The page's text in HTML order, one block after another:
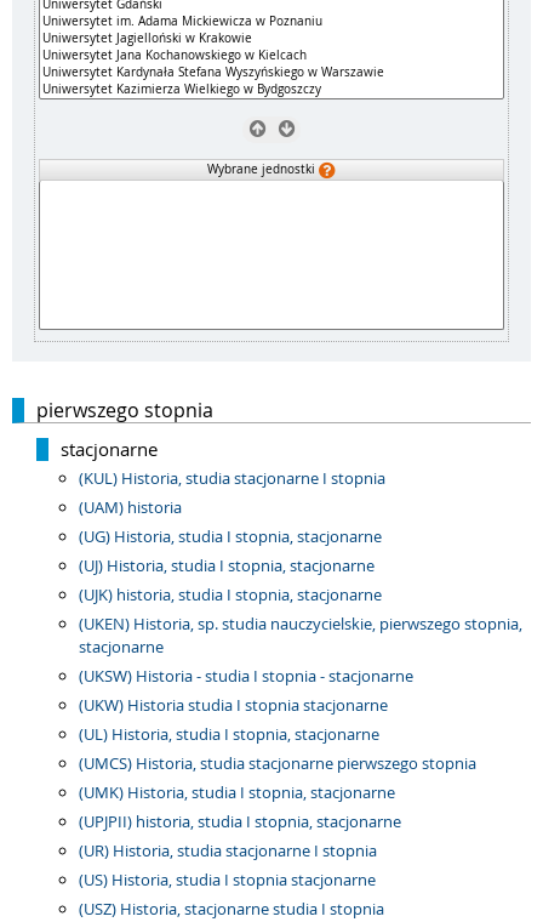
Wybrane jednostki
pierwszego stopnia
stacjonarne
(KUL) Historia, studia stacjonarne I stopnia
(UAM) historia
(UG) Historia, studia I stopnia, stacjonarne
(UJ) Historia, studia I stopnia, stacjonarne
(UJK) historia, studia I stopnia, stacjonarne
(UKEN) Historia, sp. studia nauczycielskie, pierwszego stopnia,
stacjonarne
(UKSW) Historia - studia I stopnia - stacjonarne
(UKW) Historia studia I stopnia stacjonarne
(UL) Historia, studia I stopnia, stacjonarne
(UMCS) Historia, studia stacjonarne pierwszego stopnia
(UMK) Historia, studia I stopnia, stacjonarne
(UPJPII) historia, studia I stopnia, stacjonarne
(UR) Historia, studia stacjonarne I stopnia
(US) Historia, studia I stopnia stacjonarne
(USZ) Historia, stacjonarne studia I stopnia